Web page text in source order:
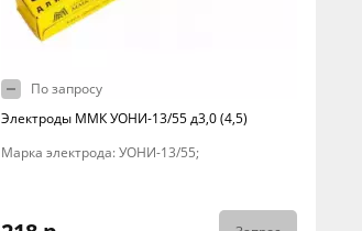
По запросу
Электроды ММК УОНИ-13/55 д3,0 (4,5)
Марка электрода: УОНИ-13/55;